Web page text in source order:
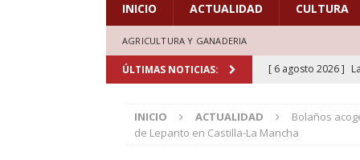
INICIO ACTUALIDAD CULTURA
AGRICULTURA Y GANADERIA
ÚLTIMAS NOTICIAS: [ 6 agosto 2026 ]
[ 6 agosto 2026 ]
INICIO ACTUALIDAD
Bolaños
de Lepanto en Castilla-La Mancha